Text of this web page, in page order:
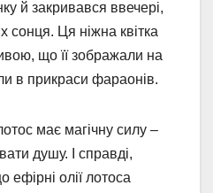
й закривався ввечері,
Ця ніжна квітка
що її зображали на
в прикраси фараонів.
має магічну силу –
душу. І справді,
ефірні олії лотоса